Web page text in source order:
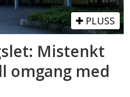
PLUSS
Mistenkt
omgang med